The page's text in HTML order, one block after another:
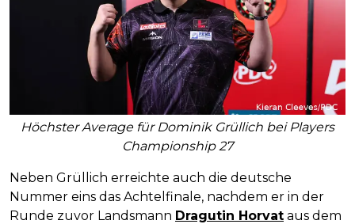
Höchster Average für Dominik Grüllich bei Players
Championship 27
Neben Grüllich erreichte auch die deutsche
Nummer eins das Achtelfinale, nachdem er in der
Runde zuvor Landsmann Dragutin Horvat aus dem